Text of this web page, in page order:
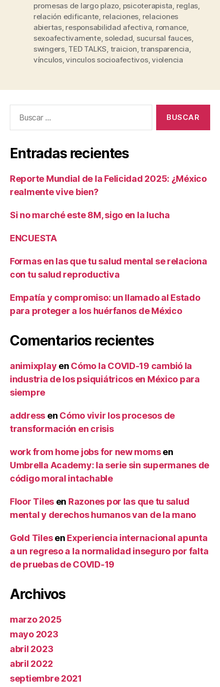
promesas de largo plazo, psicoterapista, reglas,
relación edificante, relaciones, relaciones
abiertas, responsabilidad afectiva, romance,
sexoafectivamente, soledad, sucursal fauces,
swingers, TED TALKS, traicion,transparencia,
vínculos,vinculos socioafectivos,violencia
Entradas recientes
Reporte Mundial de la Felicidad 2025: ¿México
realmente vive bien?
Si no marché este 8M, sigo en la lucha
ENCUESTA
Formas en las que tu salud mental se relaciona
con tu salud reproductiva
Empatía y compromiso: un llamado al Estado
para proteger a los huérfanos de México
Comentarios recientes
animixplay en Cómo la COVID-19 cambió la
industria de los psiquiátricos en México para
siempre
address en Cómo vivir los procesos de
transformación en crisis
work from home jobs for new momsen
Umbrella Academy: la serie sin supermanes de
código moral intachable
Floor Tiles en Razones por las que tu salud
mental y derechos humanos van de la mano
Gold Tilesen Experiencia internacional apunta
a un regreso a la normalidad inseguro por falta
de pruebas de COVID-19
Archivos
marzo 2025
mayo 2023
abril 2023
abril 2022
septiembre 2021